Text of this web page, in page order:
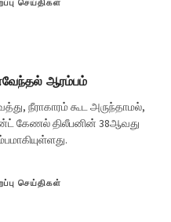
செய்திகள்
ஆரம்பம்
நீராகாரம் கூட அருந்தாமல்,
கேணல் திலீபனின் 38ஆவது
செய்திகள்